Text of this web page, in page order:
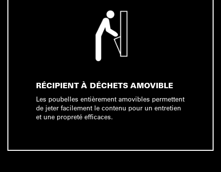
RÉCIPIENT À DÉCHETS AMOVIBLE
Les poubelles entièrement amovibles permettent
de jeter facilement le contenu pour un entretien
et une propreté efficaces.